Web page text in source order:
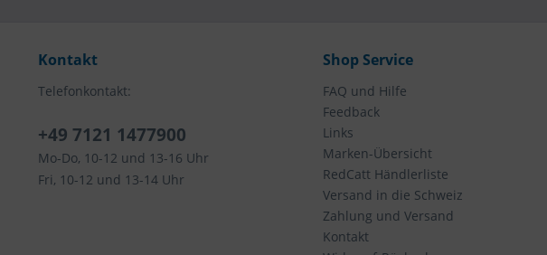
Kontakt
Telefonkontakt:
+49 7121 1477900
Mo-Do, 10-12 und 13-16 Uhr
Fri, 10-12 und 13-14 Uhr
Shop Service
FAQ und Hilfe
Feedback
Links
Marken-Übersicht
RedCatt Händlerliste
Versand in die Schweiz
Zahlung und Versand
Kontakt